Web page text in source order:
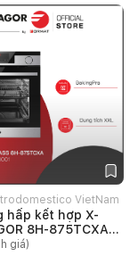
VietNam
hấp kết hợp X-
8H-875TCXA
giá)